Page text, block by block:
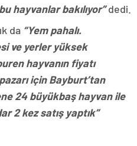
hayvanlar bakılıyor”dedi.
da “Yem pahalı.
ve yerler yüksek
hayvanın fiyatı
için Bayburt’tan
24 büyükbaş hayvan ile
2 kez satış yaptık”